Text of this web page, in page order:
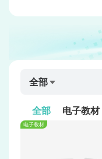
全部
全部 电子教材
电子教材